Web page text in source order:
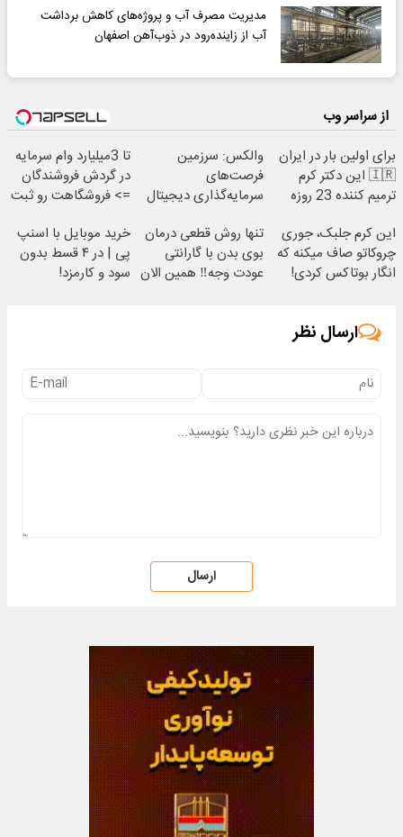
مدیریت مصرف آب و پروژه‌های کاهش برداشت
آب از زاینده‌رود در ذوب‌آهن اصفهان
از سراسر وب
برای اولین بار در ایران
🇮🇷 این دکتر کرم
ترمیم کننده 23 روزه
والکس: سرزمین
فرصت‌های
سرمایه‌گذاری دیجیتال
تا 3میلیارد وام سرمایه
در گردش فروشندگان
=> فروشگاهت رو ثبت
این کرم جلبک، جوری
چروکاتو صاف میکنه که
انگار بوتاکس کردی!
تنها روش قطعی درمان
بوی بدن با گارانتی
عودت وجه‼️ همین الان
خرید موبایل با اسنپ
پی | در ۴ قسط بدون
سود و کارمزد!
ارسال نظر
ارسال